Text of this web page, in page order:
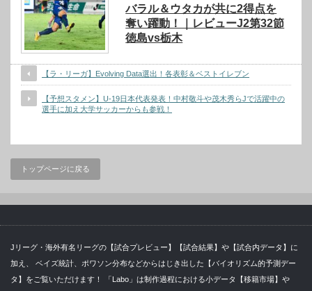
バラル＆ウタカが共に2得点を
奪い躍動！｜レビューJ2第32節
徳島vs栃木
【ラ・リーガ】Evolving Data選出！各表彰＆ベストイレブン
【予想スタメン】U-19日本代表発表！中村敬斗や茂木秀らJで活躍中の
選手に加え大学サッカーからも参戦！
トップページに戻る
Jリーグ・海外有名リーグの【試合プレビュー】【試合結果】や【試合内データ】に
加え、 ベイズ統計、ポワソン分布などからはじき出した【バイオリズム的予測デー
タ】をご覧いただけます！ 「Labo」は制作過程における小データ【移籍市場】や